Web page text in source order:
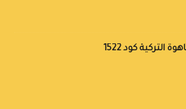
التركية كود 1522